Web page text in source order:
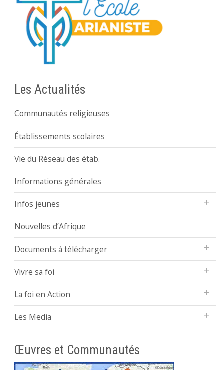
Les Actualités
Communautés religieuses
Établissements scolaires
Vie du Réseau des étab.
Informations générales
Infos jeunes
Nouvelles d’Afrique
Documents à télécharger
Vivre sa foi
La foi en Action
Les Media
Œuvres et Communautés